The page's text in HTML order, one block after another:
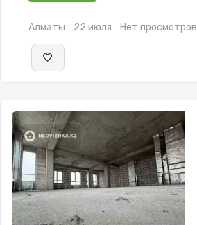
Алматы 22 июля Нет просмотров